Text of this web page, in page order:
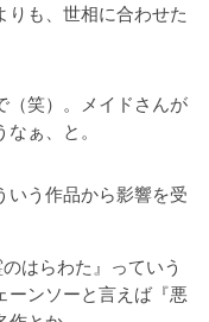
も、世相に合わせた
笑）。メイドさんが
なぁ、と。
う作品から影響を受
はらわた』っていう
ーンソーと言えば『悪